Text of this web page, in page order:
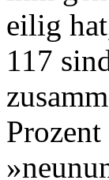
eilig
117